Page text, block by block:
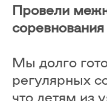
Провели
соревнования
Мы долго
регулярных
что детям из